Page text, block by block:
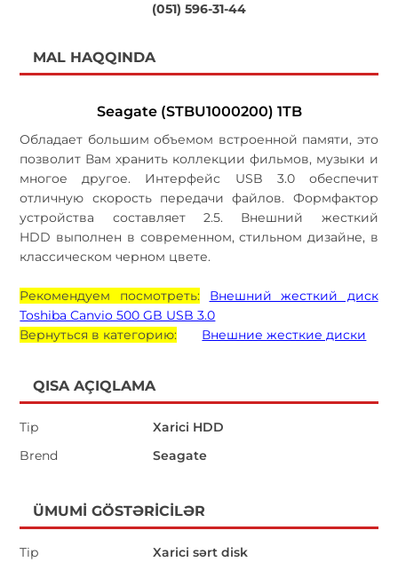
(051) 596-31-44
MAL HAQQINDA
Seagate (STBU1000200) 1TB
Обладает большим объемом встроенной памяти, это
позволит Вам хранить коллекции фильмов, музыки и
многое другое. Интерфейс USB 3.0 обеспечит
отличную скорость передачи файлов. Формфактор
устройства составляет 2.5. Внешний жесткий
HDD выполнен в современном, стильном дизайне, в
классическом черном цвете.
Рекомендуем посмотреть:
Внешний жесткий диск
Toshiba Canvio 500 GB USB 3.0
Вернуться в категорию:
Внешние жесткие диски
QISA AÇIQLAMA
Tip
Xarici HDD
Brend
Seagate
ÜMUMI GÖSTƏRICILƏR
Tip Xarici sərt disk